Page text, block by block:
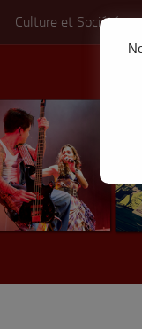
Culture et Société